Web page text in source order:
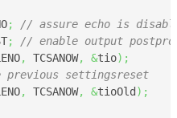
;
// assure echo is
;
// enable output
, TCSANOW, &tio) ;
settingsreset
, TCSANOW, &tioOld ) ;